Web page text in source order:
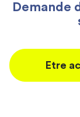
Demande
Etre